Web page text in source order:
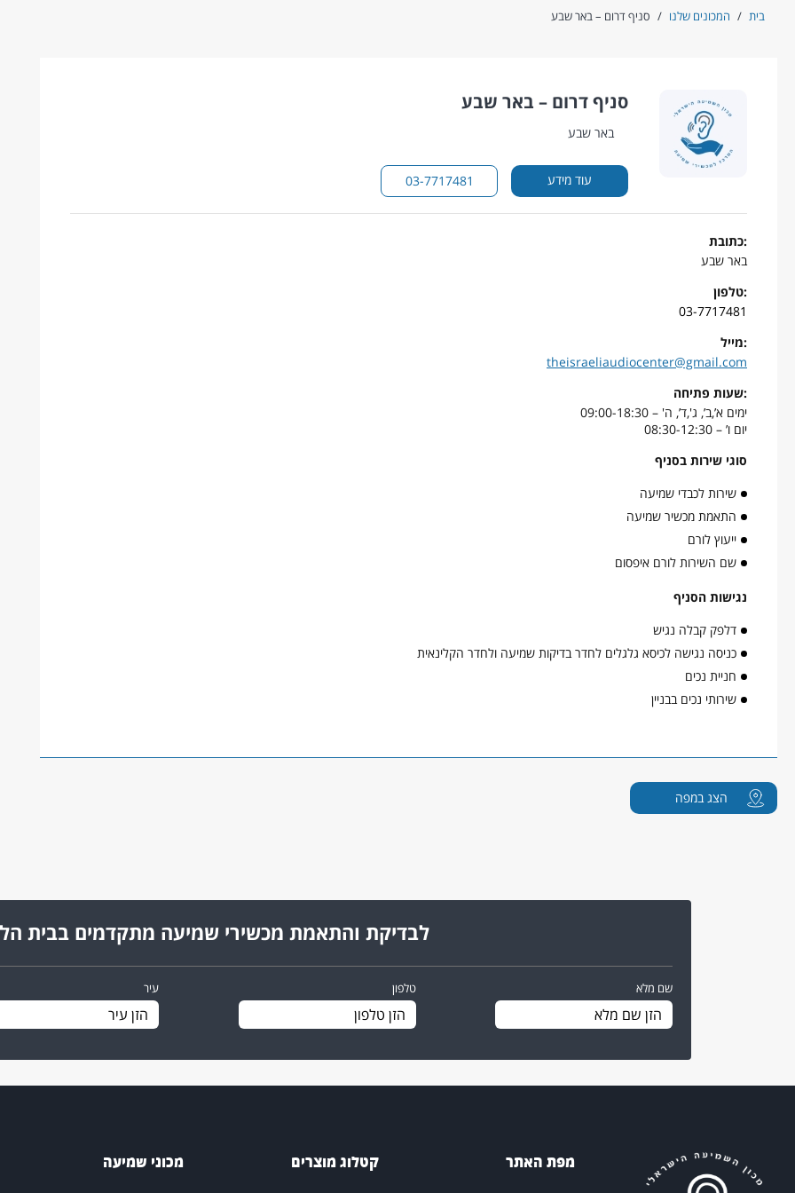
בית / המכונים שלנו / סניף דרום – באר שבע
סניף דרום – באר שבע
באר שבע
עוד מידע 03-7717481
:כתובת
באר שבע
:טלפון
03-7717481
:מייל
theisraeliaudiocenter@gmail.com
:שעות פתיחה
ימים א’,ב’, ג',ד’, ה' – 09:00-18:30
יום ו’ – 08:30-12:30
סוגי שירות בסניף
שירות לכבדי שמיעה
התאמת מכשיר שמיעה
ייעוץ לורם
שם השירות לורם איפסום
נגישות הסניף
דלפק קבלה נגיש
כניסה נגישה לכיסא גלגלים לחדר בדיקות שמיעה ולחדר הקלינאית
חניית נכים
שירותי נכים בבניין
הצג במפה
לבדיקת והתאמת מכשירי שמיעה מתקדמים בבית
שם מלא טלפון עיר
מפת האתר קטלוג מוצרים מכוני שמיעה